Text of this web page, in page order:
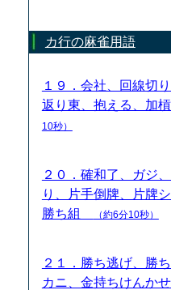
カ行の麻雀用語
１９．会社、回線切
返り東、抱える、加
10秒）
２０．確和了、ガジ
り、片手倒牌、片牌
勝ち組
（約6分10秒）
２１．勝ち逃げ、勝
カニ、金持ちけんか